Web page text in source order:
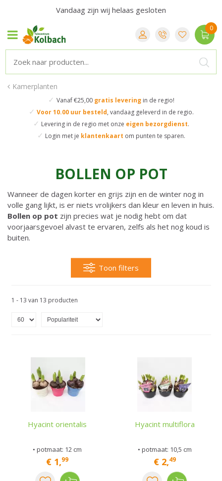
Kamerplanten
✓ Vanaf €25,00 gratis leveringin de regio!
✓ Voor 10.00 uur besteld, vandaag geleverd in de regio.
✓ Levering in de regio met onze eigen bezorgdienst.
✓ Login met je klantenkaart om punten te sparen.
Vandaag zijn wij helaas gesloten
BOLLEN OP POT
Wanneer de dagen korter en grijs zijn en de winter nog in
volle gang lijkt, is er niets vrolijkers dan kleur en leven in huis.
Bollen op pot zijn precies wat je nodig hebt om dat
voorjaarsgevoel alvast te ervaren, zelfs als het nog koud is
buiten.
Toon filters
1 - 13 van 13 producten
Hyacint orientalis
• potmaat: 12 cm
€ 1,99
Hyacint multiflora
• potmaat: 10,5 cm
€ 2,49